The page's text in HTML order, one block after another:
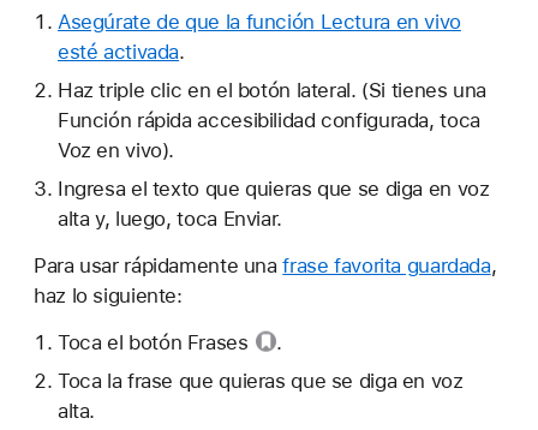
Asegúrate de que la función Lectura en vivo
esté activada.
Haz triple clic en el botón lateral. (Si tienes una
Función rápida accesibilidad configurada, toca
Voz en vivo).
Ingresa el texto que quieras que se diga en voz
alta y, luego, toca Enviar.
Para usar rápidamente unafrase favorita guardada,
haz lo siguiente:
Toca el botón Frases
.
Toca la frase que quieras que se diga en voz
alta.